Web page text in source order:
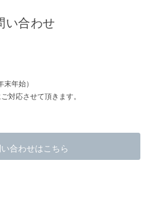
い合わせ
年始）
対応させて頂きます。
合わせはこちら